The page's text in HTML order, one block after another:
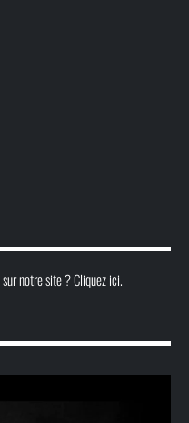
notre site ? Cliquez ici.